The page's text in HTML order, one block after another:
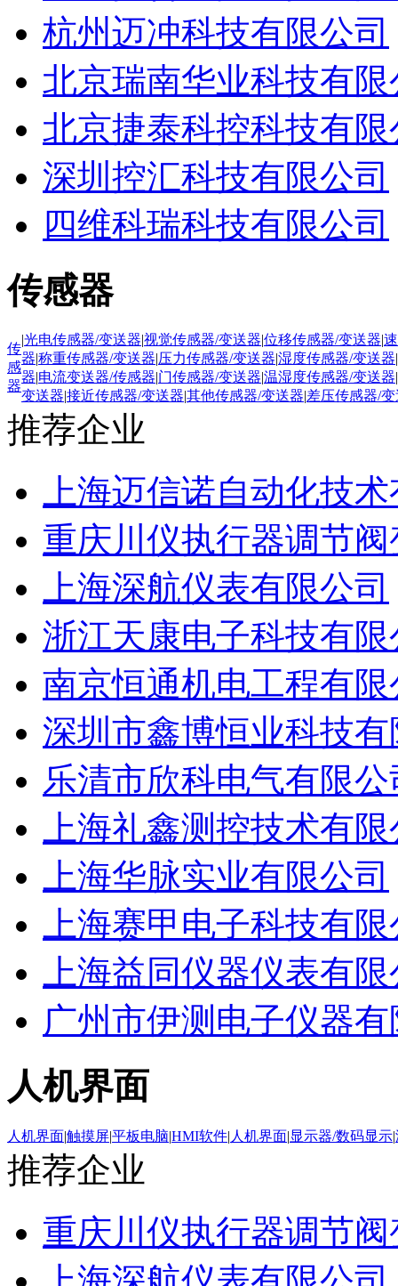
杭州迈冲科技有限公司
北京瑞南华业科技有限
北京捷泰科控科技有限
深圳控汇科技有限公司
四维科瑞科技有限公司
传感器
传
感
器
|光电传感器/变送器|视觉传感器/变送器|位移传感器/变送器|
器|称重传感器/变送器|压力传感器/变送器|湿度传感器/变送器|
器|电流变送器/传感器|门传感器/变送器|温湿度传感器/变送器|
变送器|接近传感器/变送器|其他传感器/变送器|差压传感器/
推荐企业
上海迈信诺自动化技
重庆川仪执行器调节
上海深航仪表有限公司
浙江天康电子科技有限
南京恒通机电工程有限
深圳市鑫博恒业科技
乐清市欣科电气有限公
上海礼鑫测控技术有
上海华脉实业有限公司
上海赛甲电子科技有
上海益同仪器仪表有
广州市伊测电子仪器
人机界面
人机界面|触摸屏|平板电脑|HMI软件| 人机界面|显示器/数码显示|
推荐企业
重庆川仪执行器调节